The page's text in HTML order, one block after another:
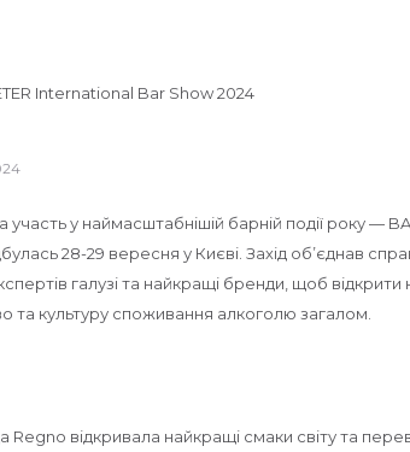
участь у наймасштабнішій барній події року —
28-29 вересня у Києві. Захід об’єднав
галузі та найкращі бренди, щоб
та культуру споживання алкоголю загалом.
Regno відкривала найкращі смаки світу та